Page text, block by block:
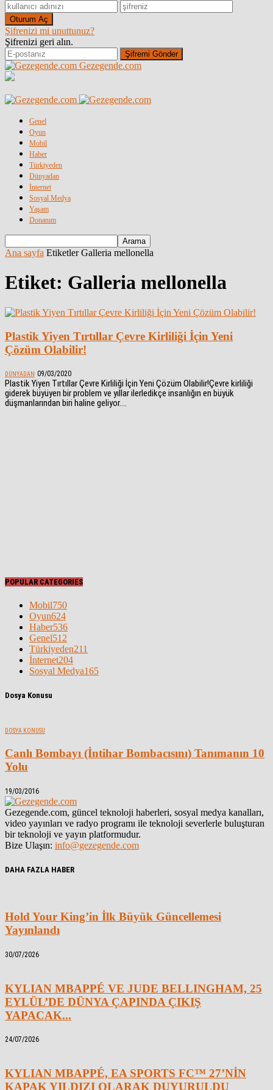
Şifrenizi mi unuttunuz?
Şifrenizi geri alın.
Gezegende.com
Genel
Oyun
Mobil
Haber
Türkiyeden
Dünyadan
İnternet
Sosyal Medya
Yaşam
Donanım
Ana sayfa Etiketler Galleria mellonella
Etiket: Galleria mellonella
Plastik Yiyen Tırtıllar Çevre Kirliliği İçin Yeni
Çözüm Olabilir!
DÜNYADAN 09/03/2020
Plastik Yiyen Tırtıllar Çevre Kirliliği İçin Yeni Çözüm Olabilir!Çevre kirliliği
giderek büyüyen bir problem ve yıllar ilerledikçe insanlığın en büyük
düşmanlarından biri haline geliyor....
POPULAR CATEGORIES
Mobil750
Oyun624
Haber536
Genel512
Türkiyeden211
İnternet204
Sosyal Medya165
Dosya Konusu
DOSYA KONUSU
Canlı Bombayı (İntihar Bombacısını) Tanımanın 10
Yolu
19/03/2016
Gezegende.com, güncel teknoloji haberleri, sosyal medya kanalları,
video yayınları ve radyo programı ile teknoloji severlerle buluşturan
bir teknoloji ve yayın platformudur.
Bize Ulaşın: info@gezegende.com
DAHA FAZLA HABER
Hold Your King’in İlk Büyük Güncellemesi
Yayınlandı
30/07/2026
KYLIAN MBAPPÉ VE JUDE BELLINGHAM, 25
EYLÜL’DE DÜNYA ÇAPINDA ÇIKIŞ
YAPACAK...
24/07/2026
KYLIAN MBAPPÉ, EA SPORTS FC™ 27’NİN
KAPAK YILDIZI OLARAK DUYURULDU